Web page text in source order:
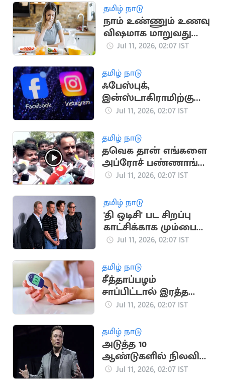
தமிழ் நாடு
நாம் உண்ணும் உணவு
விஷமாக மாறுவது
ஏன்? அதிர்ச்சித் தகவல்
Jul 11, 2026, 02:07 IST
தமிழ் நாடு
ஃபேஸ்புக்,
இன்ஸ்டாகிராமிற்கு
ஐரோப்பிய ஒன்றியம்
Jul 11, 2026, 02:07 IST
தமிழ் நாடு
தவெக தான் எங்களை
அப்ரோச் பண்ணாங்க..
M.R.விஜயபாஸ்கர்
Jul 11, 2026, 02:07 IST
தமிழ் நாடு
'தி ஒடிசி' பட சிறப்பு
காட்சிக்காக மும்பை
வந்த நோலன்
Jul 11, 2026, 02:07 IST
தமிழ் நாடு
சீத்தாப்பழம்
சாப்பிட்டால் இரத்த
சர்க்கரை அளவு
Jul 11, 2026, 02:07 IST
தமிழ் நாடு
அடுத்த 10
ஆண்டுகளில் நிலவில்
நகரம்: எலான் மஸ்க்
Jul 11, 2026, 02:07 IST